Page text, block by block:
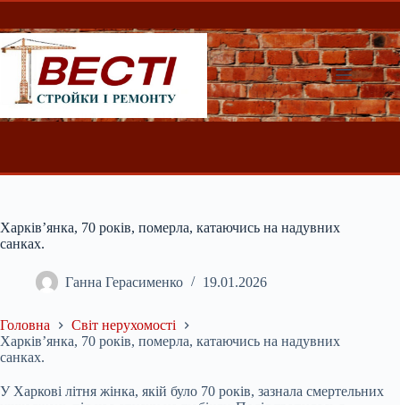
Перейти
вмісту
Харків’янка, 70 років, померла, катаючись на надувних
санках.
Ганна Герасименко 19.01.2026
Головна
Світ нерухомості
Харків’янка, 70 років, померла, катаючись на надувних
санках.
У Харкові літня жінка, якій було 70 років, зазнала смертельних